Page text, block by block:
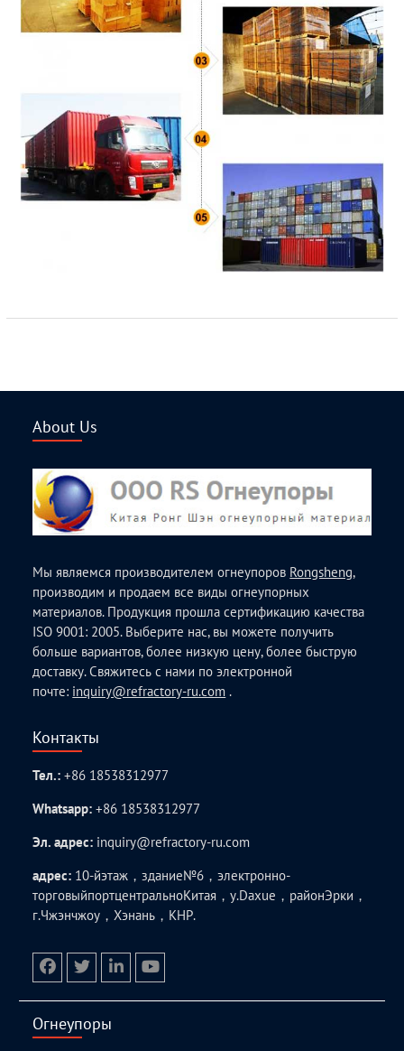
About Us
Мы являемся производителем огнеупоров Rongsheng,
производим и продаем все виды огнеупорных
материалов. Продукция прошла сертификацию качества
ISO 9001: 2005. Выберите нас, вы можете получить
больше вариантов, более низкую цену, более быструю
доставку. Свяжитесь с нами по электронной
почте: inquiry@refractory-ru.com .
Контакты
Тел.:+86 18538312977
Whatsapp:+86 18538312977
Эл. адрес: inquiry@refractory-ru.com
адрес: 10-йэтаж，здание№6，электронно-
торговыйпортцентральноКитая，у.Daxue，районЭрки，
г.Чжэнчжоу，Хэнань，КНР.
Огнеупоры